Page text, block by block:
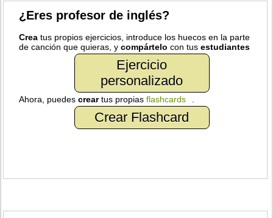
¿Eres profesor de inglés?
Crea tus propios ejercicios, introduce los huecos en la parte
de canción que quieras, ycompártelo con tusestudiantes
Ejercicio
personalizado
Ahora, puedescreartus propiasflashcards
Crear Flashcard